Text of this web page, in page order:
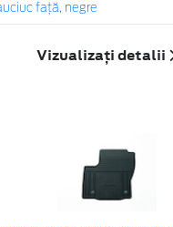
faţă, negre
Vizualizați detalii